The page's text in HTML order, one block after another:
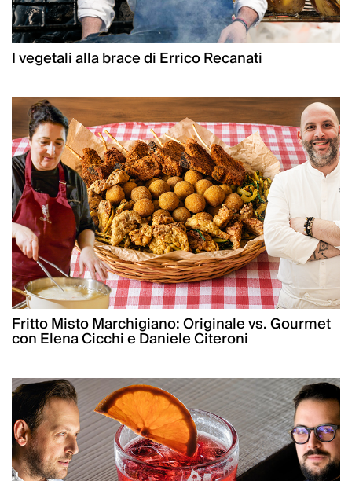
I vegetali alla brace di Errico Recanati
Fritto Misto Marchigiano: Originale vs. Gourmet
con Elena Cicchi e Daniele Citeroni